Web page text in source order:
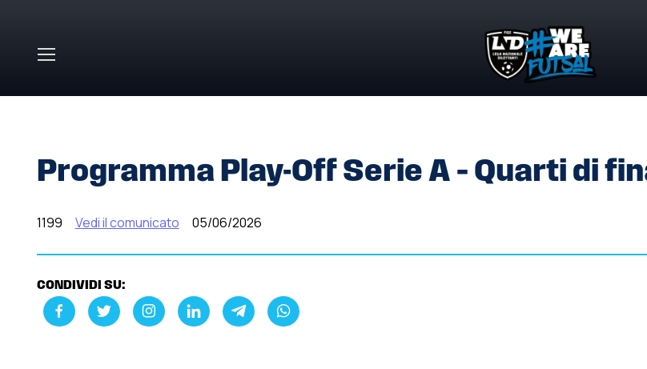
Programma Play-Off Serie A – Quarti di
1199 Vedi il comunicato 05/06/2026
CONDIVIDI SU: